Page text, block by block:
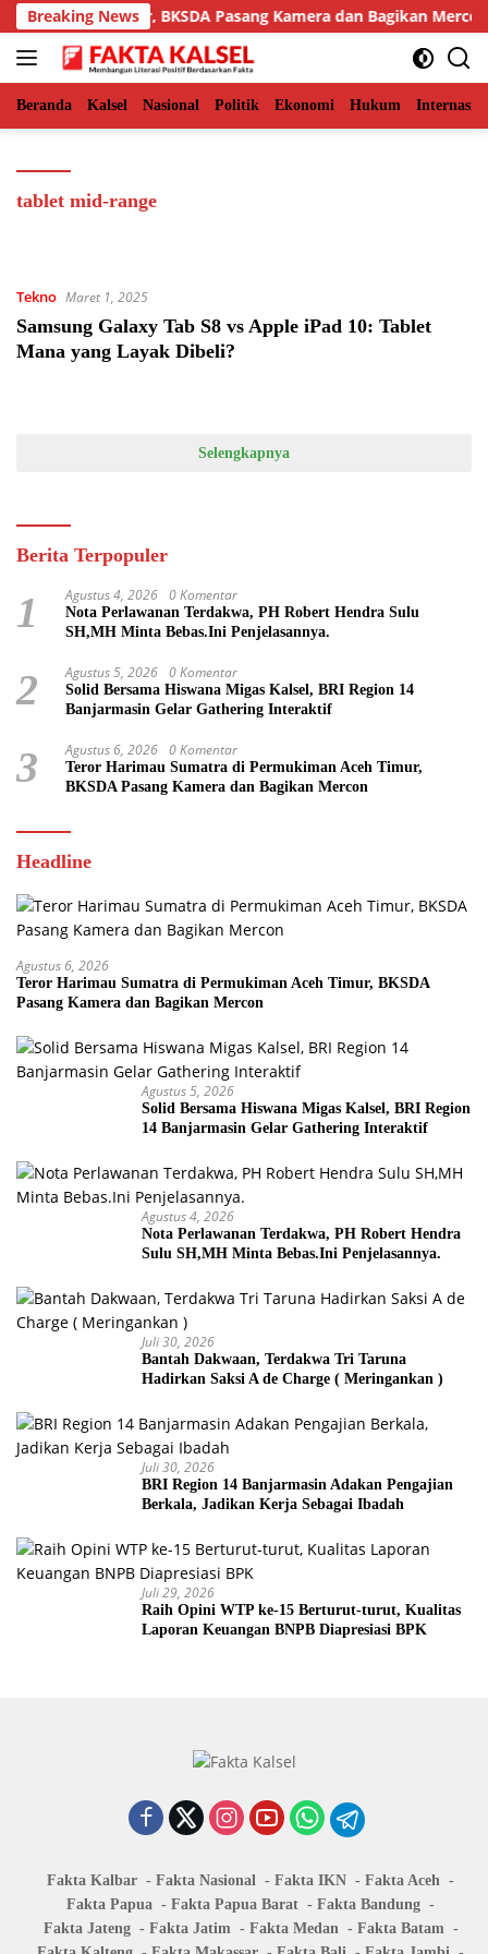
Langsung
ke
konten
Breaking News
Aceh Timur, BKSDA Pasang Kamera dan Bagikan Mercon
Beranda Kalsel Nasional Politik Ekonomi Hukum
tablet mid-range
Tekno Maret 1, 2025
Samsung Galaxy Tab S8 vs Apple iPad 10: Tablet
Mana yang Layak Dibeli?
Selengkapnya
Berita Terpopuler
1 Agustus 4, 2026 0 Komentar
Nota Perlawanan Terdakwa, PH Robert Hendra Sulu
SH,MH Minta Bebas.Ini Penjelasannya.
2 Agustus 5, 2026 0 Komentar
Solid Bersama Hiswana Migas Kalsel, BRI Region 14
Banjarmasin Gelar Gathering Interaktif
3 Agustus 6, 2026 0 Komentar
Teror Harimau Sumatra di Permukiman Aceh Timur,
BKSDA Pasang Kamera dan Bagikan Mercon
Headline
Agustus 6, 2026
Teror Harimau Sumatra di Permukiman Aceh Timur, BKSDA
Pasang Kamera dan Bagikan Mercon
Agustus 5, 2026
Solid Bersama Hiswana Migas Kalsel, BRI Region
14 Banjarmasin Gelar Gathering Interaktif
Agustus 4, 2026
Nota Perlawanan Terdakwa, PH Robert Hendra
Sulu SH,MH Minta Bebas.Ini Penjelasannya.
Juli 30, 2026
Bantah Dakwaan, Terdakwa Tri Taruna
Hadirkan Saksi A de Charge ( Meringankan )
Juli 30, 2026
BRI Region 14 Banjarmasin Adakan Pengajian
Berkala, Jadikan Kerja Sebagai Ibadah
Juli 29, 2026
Raih Opini WTP ke-15 Berturut-turut, Kualitas
Laporan Keuangan BNPB Diapresiasi BPK
Fakta Kalbar Fakta Nasional Fakta IKN
Fakta Aceh
Fakta Papua
Fakta Papua Barat
Fakta Bandung
Fakta Jateng
Fakta Jatim Fakta Medan
Fakta Batam